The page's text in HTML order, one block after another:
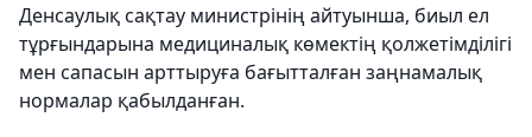
Денсаулық сақтау министрінің айтуынша, биыл ел
тұрғындарына медициналық көмектің қолжетімділігі
мен сапасын арттыруға бағытталған заңнамалық
нормалар қабылданған.